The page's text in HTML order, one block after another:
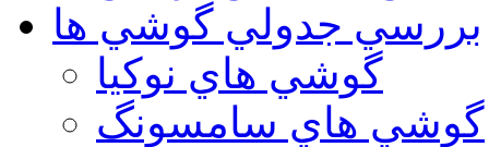
بررسي جدولي گوشي ها
گوشي هاي نوكيا
گوشي هاي سامسونگ